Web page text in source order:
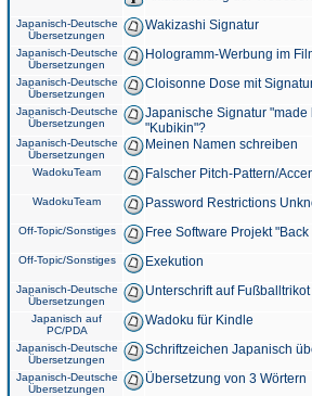
Japanisch-Deutsche
Übersetzungen
Wakizashi Signatur
Japanisch-Deutsche
Übersetzungen
Hologramm-Werbung im
Japanisch-Deutsche
Übersetzungen
Cloisonne Dose mit
Japanisch-Deutsche
Übersetzungen
Japanische Signatur
"Kubikin"?
Japanisch-Deutsche
Übersetzungen
Meinen Namen schreiben
WadokuTeam Falscher Pitch-Pattern/
WadokuTeam Password Restrictions
Off-Topic/Sonstiges Free Software Projekt
Off-Topic/Sonstiges Exekution
Japanisch-Deutsche
Übersetzungen
Unterschrift auf Fußballtrikot
Japanisch auf
PC/PDA
Wadoku für Kindle
Japanisch-Deutsche
Übersetzungen
Schriftzeichen Japanisch
Japanisch-Deutsche
Übersetzungen
Übersetzung von 3 Wörtern